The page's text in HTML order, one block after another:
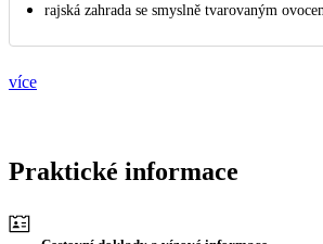
rajská zahrada se smyslně tvarovaným
více
Praktické informace